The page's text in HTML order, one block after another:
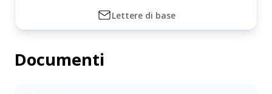
Lettere di base
Documenti